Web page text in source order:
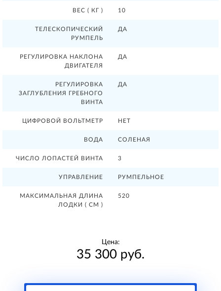
ВЕС ( КГ ) 10
ТЕЛЕСКОПИЧЕСКИЙ
РУМПЕЛЬ
ДА
РЕГУЛИРОВКА НАКЛОНА
ДВИГАТЕЛЯ
ДА
РЕГУЛИРОВКА
ЗАГЛУБЛЕНИЯ ГРЕБНОГО
ВИНТА
ДА
ЦИФРОВОЙ ВОЛЬТМЕТР НЕТ
ВОДА СОЛЕНАЯ
ЧИСЛО ЛОПАСТЕЙ ВИНТА 3
УПРАВЛЕНИЕ РУМПЕЛЬНОЕ
МАКСИМАЛЬНАЯ ДЛИНА
ЛОДКИ ( СМ )
520
Цена:
35 300 руб.